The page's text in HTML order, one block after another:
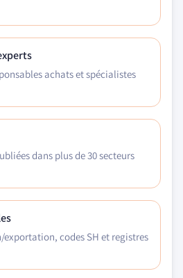
achats et spécialistes
dans plus de 30 secteurs
codes SH et registres